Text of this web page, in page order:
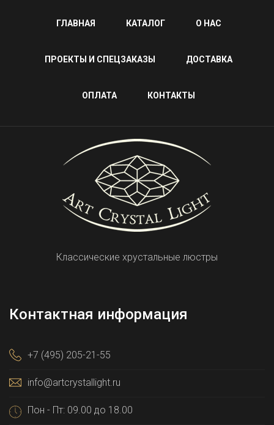
ГЛАВНАЯ КАТАЛОГ О НАС
ПРОЕКТЫ И СПЕЦЗАКАЗЫ ДОСТАВКА
ОПЛАТА КОНТАКТЫ
Классические хрустальные люстры
Контактная информация
+7 (495) 205-21-55
info@artcrystallight.ru
Пон - Пт: 09.00 до 18.00